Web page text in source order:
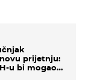
prijetnju:
u bi mogao